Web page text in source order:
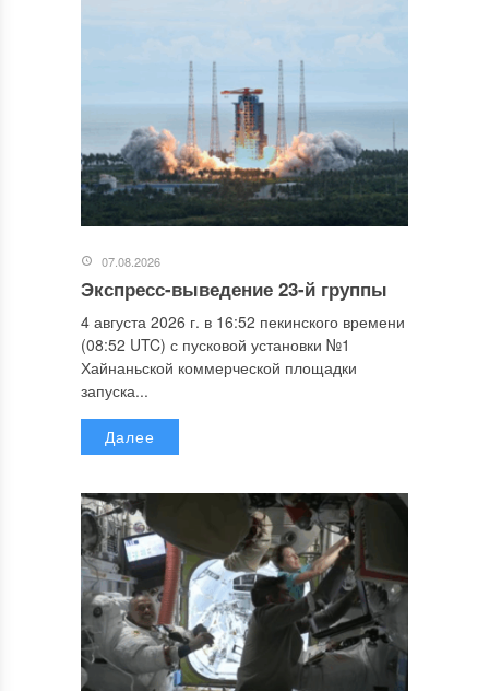
07.08.2026
Экспресс-выведение 23-й группы
4 августа 2026 г. в 16:52 пекинского времени
(08:52 UTC) с пусковой установки №1
Хайнаньской коммерческой площадки
запуска...
Далее